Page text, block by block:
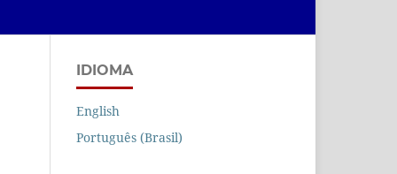
IDIOMA
English
Português (Brasil)